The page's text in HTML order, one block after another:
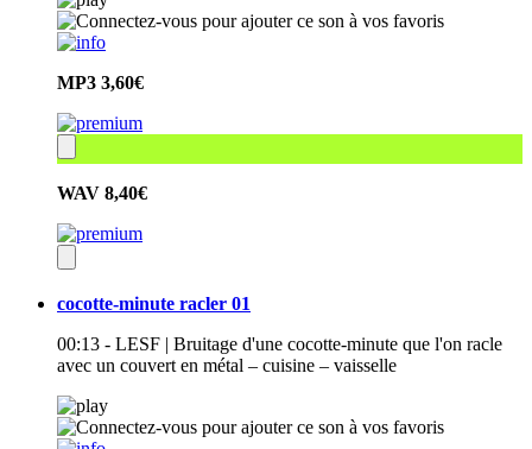
MP3 3,60€
WAV 8,40€
cocotte-minute racler 01
00:13 - LESF | Bruitage d'une cocotte-minute que l'on racle
avec un couvert en métal – cuisine – vaisselle